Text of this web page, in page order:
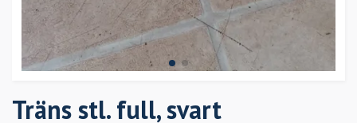
Träns stl. full, svart